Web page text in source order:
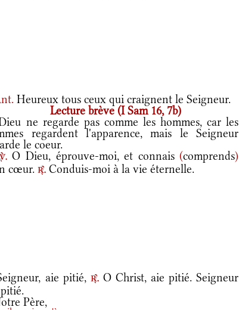
Heureux tous ceux qui craignent le Seigneur.
Lecture brève (I Sam 16, 7b)
ne regarde pas comme les hommes, car les
regardent l'apparence, mais le Seigneur
le coeur.
v.O Dieu, éprouve-moi, et connais(comprends)
cœur.r. Conduis-moi à la vie éternelle.
aie pitié, r.O Christ, aie pitié. Seigneur
Père,